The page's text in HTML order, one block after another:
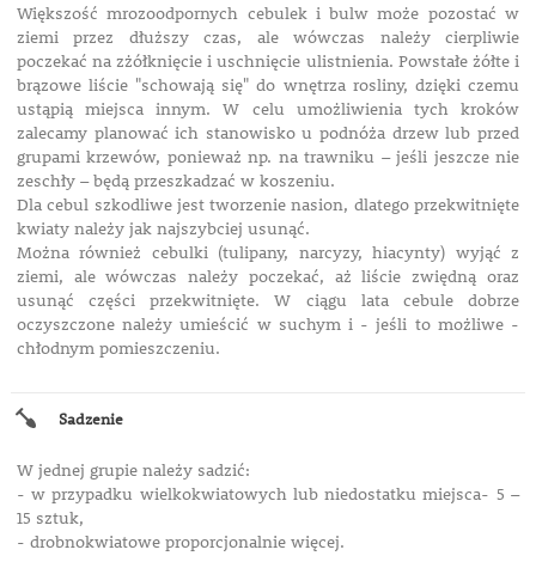
Większość mrozoodpornych cebulek i bulw może pozostać w
ziemi przez dłuższy czas, ale wówczas należy cierpliwie
poczekać na zżółknięcie i uschnięcie ulistnienia. Powstałe żółte i
brązowe liście "schowają się" do wnętrza rosliny, dzięki czemu
ustąpią miejsca innym. W celu umożliwienia tych kroków
zalecamy planować ich stanowisko u podnóża drzew lub przed
grupami krzewów, ponieważ np. na trawniku – jeśli jeszcze nie
zeschły – będą przeszkadzać w koszeniu.
Dla cebul szkodliwe jest tworzenie nasion, dlatego przekwitnięte
kwiaty należy jak najszybciej usunąć.
Można również cebulki (tulipany, narcyzy, hiacynty) wyjąć z
ziemi, ale wówczas należy poczekać, aż liście zwiędną oraz
usunąć części przekwitnięte. W ciągu lata cebule dobrze
oczyszczonenależy umieścić w suchym i - jeśli to możliwe -
chłodnym pomieszczeniu.
Sadzenie
W jednej grupie należy sadzić:
- w przypadku wielkokwiatowych lub niedostatku miejsca- 5 –
15 sztuk,
- drobnokwiatowe proporcjonalnie więcej.